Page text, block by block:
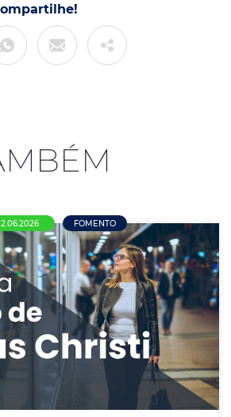
FOMENTO
Nova Mutum se divide sobre
no Corpus Christi; maioria
liberdade de decisão ao
empresário
pela ACENM/CDL aponta que mais